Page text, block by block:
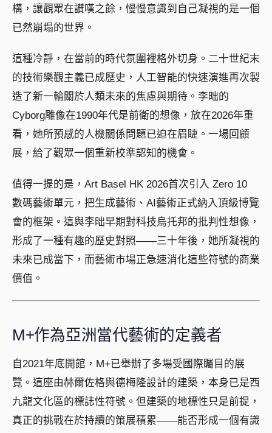
構，讓觀眾在讚嘆之餘，慢慢意識到自己凝視的是一個
已然崩塌的世界。
這種冷靜，在當前的時代氛圍裡格外切身。二十世紀末
的技術樂觀主義已成歷史，人工智能的快速演進再次製
造了新一輪關於人類未來的焦慮與期待。李昢的
Cyborg雕像在1990年代是前衛的想像，放在2026年重
看，她所預感的人機關係問題已迫在眉睫。一場回顧
展，給了觀眾一個重新校準認知的機會。
值得一提的是，Art Basel HK 2026首次引入 Zero 10
數碼藝術單元，把生成藝術、AI藝術正式納入頂級博覽
會的框架。這與李昢早期對科技烏托邦的批判性想像，
形成了一種有趣的歷史對照——三十年後，她所凝視的
未來已成當下，而藝術市場正急速消化這些符號的商業
價值。
M+作為亞洲當代藝術的定義者
自2021年底開館，M+已舉辦了多場受國際矚目的展
覽。這座由赫爾佐格與德梅隆設計的建築，本身已是西
九龍文化區的標誌性符號。但建築的地標性只是前提，
真正的挑戰在於持續的策展積累——能否形成一個有識